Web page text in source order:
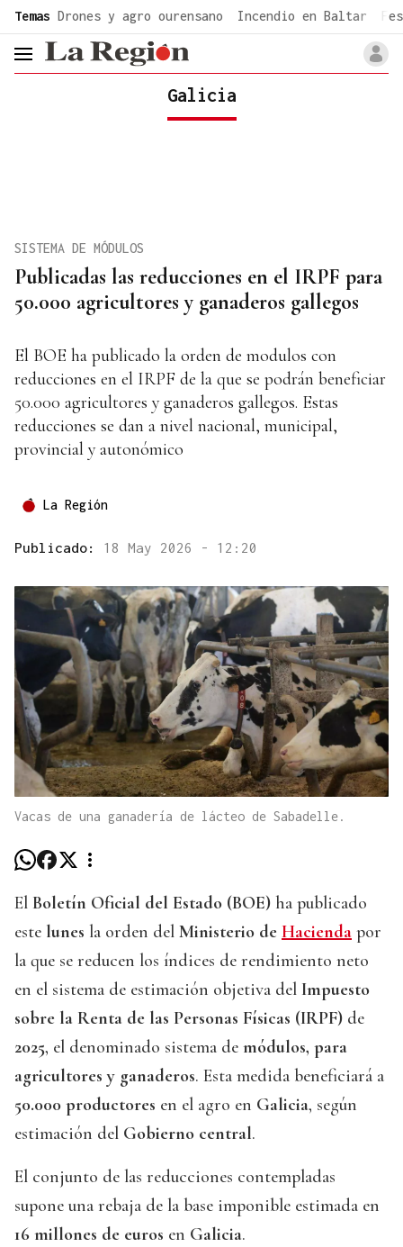
Temas Drones y agro ourensano Incendio en Baltar
header.menu.open
Galicia
Publicadas las reducciones en el IRPF para
50.000 agricultores y ganaderos gallegos
SISTEMA DE MÓDULOS
El BOE ha publicado la orden de modulos con
reducciones en el IRPF de la que se podrán beneficiar
50.000 agricultores y ganaderos gallegos. Estas
reducciones se dan a nivel nacional, municipal,
provincial y autonómico
La Región
Publicado: 18 May 2026 - 12:20
Vacas de una ganadería de lácteo de Sabadelle.
El Boletín Oficial del Estado (BOE) ha publicado
este lunes la orden del Ministerio de Hacienda por
la que se reducen los índices de rendimiento neto
en el sistema de estimación objetiva del Impuesto
sobre la Renta de las Personas Físicas (IRPF) de
2025, el denominado sistema de módulos, para
agricultores y ganaderos. Esta medida beneficiará a
50.000 productores en el agro en Galicia, según
estimación del Gobierno central.
El conjunto de las reducciones contempladas
supone una rebaja de la base imponible estimada en
16 millones de euros en Galicia.